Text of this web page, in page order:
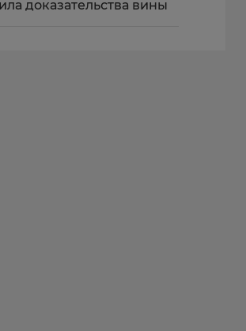
доказательства вины